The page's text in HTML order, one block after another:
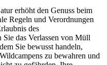
erhöht den Genuss beim
Regeln und Verordnungen
des
Sie das Verlassen von Müll
Sie bewusst handeln,
zu bewahren und